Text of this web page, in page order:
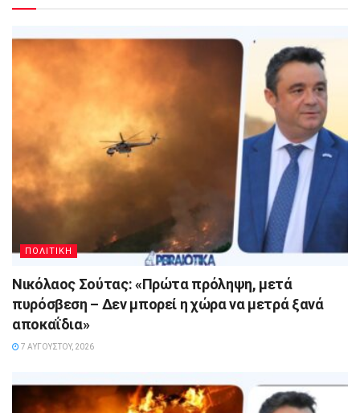
ΠΟΛΙΤΙΚΗ
Νικόλαος Σούτας: «Πρώτα πρόληψη, μετά
πυρόσβεση – Δεν μπορεί η χώρα να μετρά ξανά
αποκαΐδια»
7 ΑΥΓΟΎΣΤΟΥ, 2026